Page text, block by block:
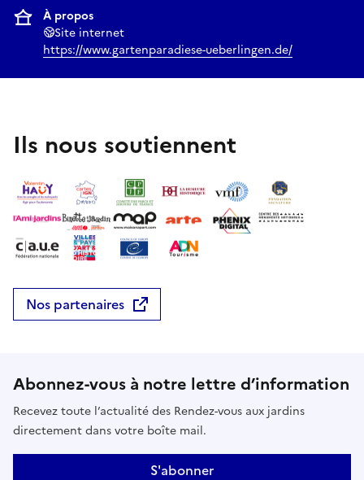
À propos
Site internet
https://www.gartenparadiese-ueberlingen.de/
Ils nous soutiennent
Nos partenaires
Abonnez-vous à notre lettre d’information
Recevez toute l’actualité des Rendez-vous aux jardins
directement dans votre boîte mail.
S'abonner